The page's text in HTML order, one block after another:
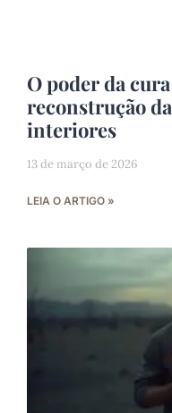
O poder da
reconstrução
interiores
13 de março de 2026
LEIA O ARTIGO »